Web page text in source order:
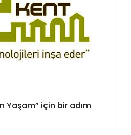
Yaşam” için bir adım